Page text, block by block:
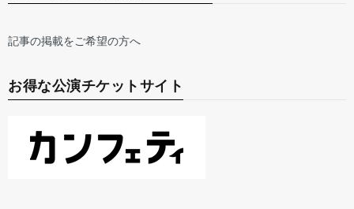
記事の掲載をご希望の方へ
お得な公演チケットサイト